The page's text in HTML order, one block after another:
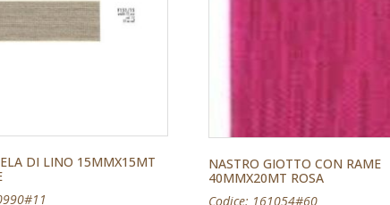
DI LINO 15MMX15MT
NASTRO GIOTTO CON RAME
40MMX20MT ROSA
Codice: 161054#60